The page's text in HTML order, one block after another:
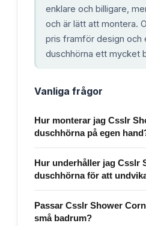
enklare och billigare,
och är lätt att montera.
pris framför design och
duschhörna ett mycket
Vanliga frågor
Hur monterar jag Csslr
duschhörna på egen
Hur underhåller jag Csslr
duschhörna för att
Passar Csslr Shower
små badrum?